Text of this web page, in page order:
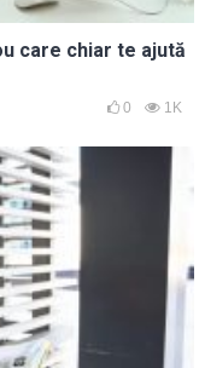
care chiar te ajută
0 1K